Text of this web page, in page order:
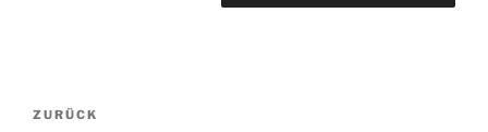
Beitragsnavigation
Vorheriger
ZURÜCK